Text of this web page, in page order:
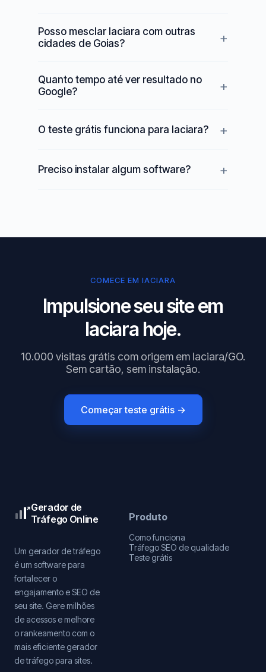
Posso mesclar Iaciara com outras
cidades de Goias?
Quanto tempo até ver resultado no
Google?
O teste grátis funciona para Iaciara?
Preciso instalar algum software?
COMECE EM IACIARA
Impulsione seu site em
Iaciara hoje.
10.000 visitas grátis com origem em Iaciara/GO.
Sem cartão, sem instalação.
Começar teste grátis →
Gerador de
Tráfego Online
Um gerador de tráfego
é um software para
fortalecer o
engajamento e SEO de
seu site. Gere milhões
de acessos e melhore
o rankeamento com o
mais eficiente gerador
de tráfego para sites.
Produto
Como funciona
Tráfego SEO de qualidade
Teste grátis